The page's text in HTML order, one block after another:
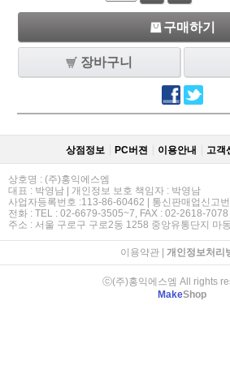
구매하기
장바구니
상점정보 PC버젼 이용안내 고객
상호명 : (주)홍익에스엠
대표 : 박영남 | 개인정보 보호 책임자 : 박영남
사업자등록번호 :113-86-60462 | 통신판매업신고
전화 : TEL : 02-6679-3505~7, FAX : 02-2618-
주소 : 서울 구로구 구로2동 1258 중앙유통단지 마
이용약관| 개인정보처리
ⓒ(주)홍익에스엠 All rights
MakeShop